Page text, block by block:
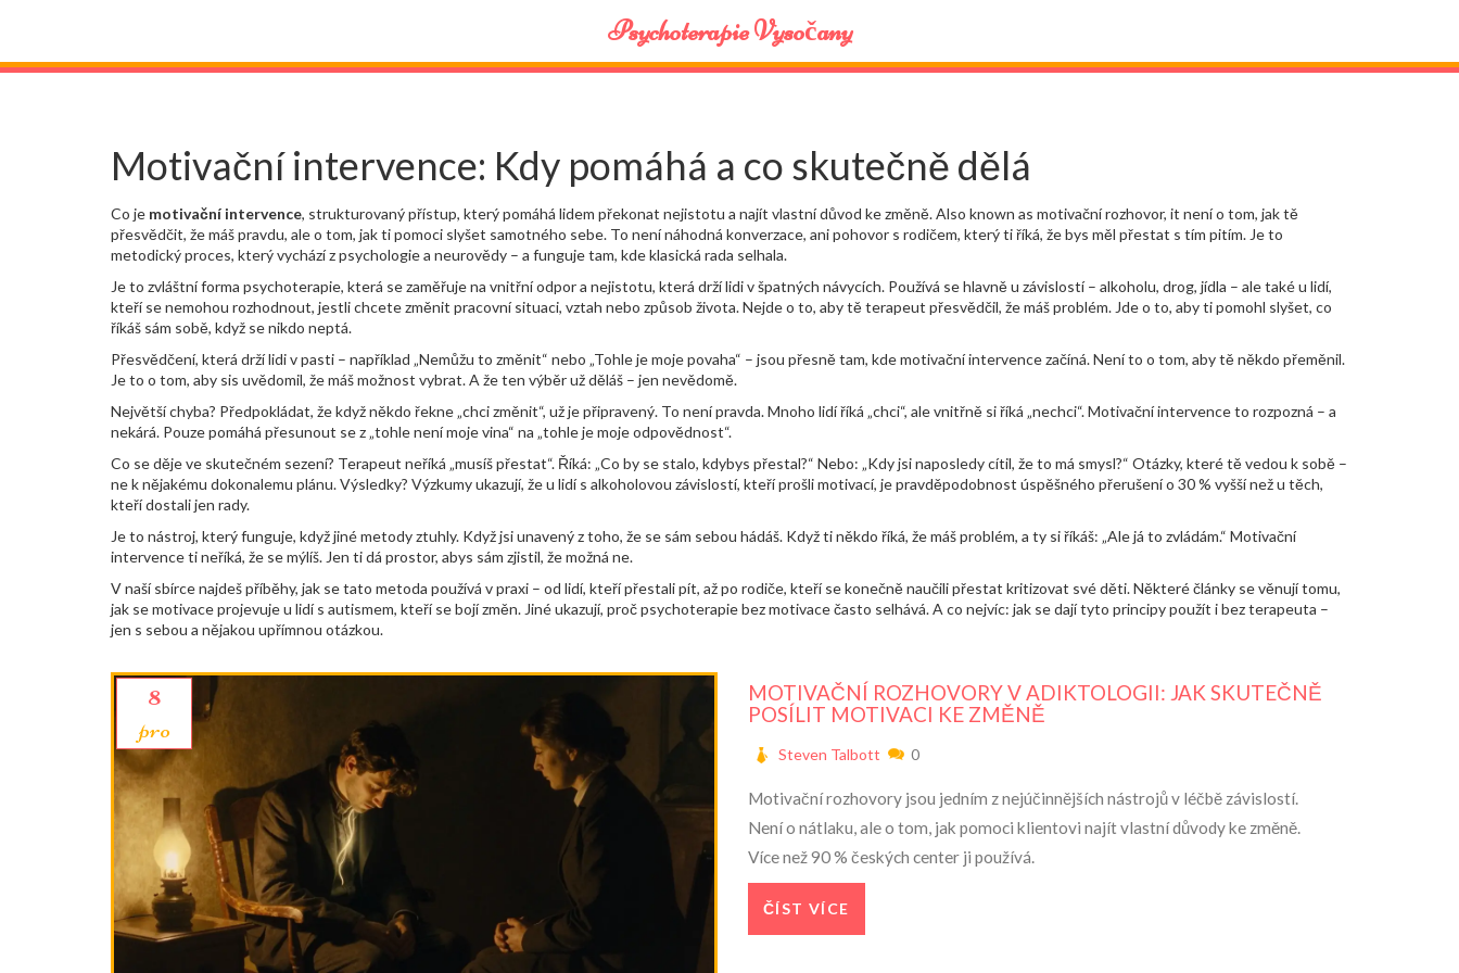
Psychoterapie Vysočany
Motivační intervence: Kdy pomáhá a co skutečně dělá
Co je motivační intervence, strukturovaný přístup, který pomáhá lidem překonat nejistotu a najít vlastní důvod ke změně. Also known as motivační rozhovor, it není o tom, jak tě
přesvědčit, že máš pravdu, ale o tom, jak ti pomoci slyšet samotného sebe. To není náhodná konverzace, ani pohovor s rodičem, který ti říká, že bys měl přestat s tím pitím. Je to
metodický proces, který vychází z psychologie a neurovědy – a funguje tam, kde klasická rada selhala.
Je to zvláštní forma psychoterapie, která se zaměřuje na vnitřní odpor a nejistotu, která drží lidi v špatných návycích. Používá se hlavně u závislostí – alkoholu, drog, jídla – ale také u lidí,
kteří se nemohou rozhodnout, jestli chcete změnit pracovní situaci, vztah nebo způsob života. Nejde o to, aby tě terapeut přesvědčil, že máš problém. Jde o to, aby ti pomohl slyšet, co
říkáš sám sobě, když se nikdo neptá.
Přesvědčení, která drží lidi v pasti – například „Nemůžu to změnit“ nebo „Tohle je moje povaha“ – jsou přesně tam, kde motivační intervence začíná. Není to o tom, aby tě někdo přeměnil.
Je to o tom, aby sis uvědomil, že máš možnost vybrat. A že ten výběr už děláš – jen nevědomě.
Největší chyba? Předpokládat, že když někdo řekne „chci změnit“, už je připravený. To není pravda. Mnoho lidí říká „chci“, ale vnitřně si říká „nechci“. Motivační intervence to rozpozná – a
nekárá. Pouze pomáhá přesunout se z „tohle není moje vina“ na „tohle je moje odpovědnost“.
Co se děje ve skutečném sezení? Terapeut neříká „musíš přestat“. Říká: „Co by se stalo, kdybys přestal?“ Nebo: „Kdy jsi naposledy cítil, že to má smysl?“ Otázky, které tě vedou k sobě –
ne k nějakému dokonalemu plánu. Výsledky? Výzkumy ukazují, že u lidí s alkoholovou závislostí, kteří prošli motivací, je pravděpodobnost úspěšného přerušení o 30 % vyšší než u těch,
kteří dostali jen rady.
Je to nástroj, který funguje, když jiné metody ztuhly. Když jsi unavený z toho, že se sám sebou hádáš. Když ti někdo říká, že máš problém, a ty si říkáš: „Ale já to zvládám.“ Motivační
intervence ti neříká, že se mýlíš. Jen ti dá prostor, abys sám zjistil, že možná ne.
V naší sbírce najdeš příběhy, jak se tato metoda používá v praxi – od lidí, kteří přestali pít, až po rodiče, kteří se konečně naučili přestat kritizovat své děti. Některé články se věnují tomu,
jak se motivace projevuje u lidí s autismem, kteří se bojí změn. Jiné ukazují, proč psychoterapie bez motivace často selhává. A co nejvíc: jak se dají tyto principy použít i bez terapeuta –
jen s sebou a nějakou upřímnou otázkou.
8
pro
MOTIVAČNÍ ROZHOVORY V ADIKTOLOGII: JAK SKUTEČNĚ
POSÍLIT MOTIVACI KE ZMĚNĚ
Steven Talbott 0
Motivační rozhovory jsou jedním z nejúčinnějších nástrojů v léčbě závislostí.
Není o nátlaku, ale o tom, jak pomoci klientovi najít vlastní důvody ke změně.
Více než 90 % českých center ji používá.
ČÍST VÍCE